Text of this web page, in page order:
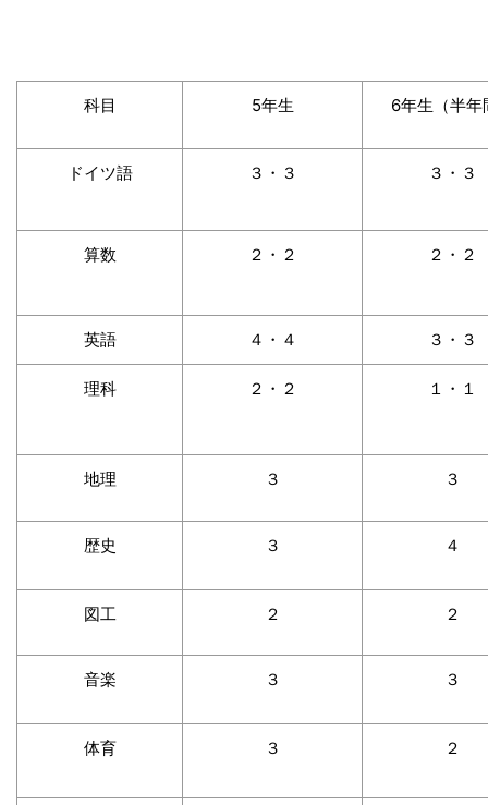
科目 5年生 6年生（半年
ドイツ語 ３・３ ３・３
算数 ２・２ ２・２
英語 ４・４ ３・３
理科 ２・２ １・１
地理 ３ ３
歴史 ３ ４
図工 ２ ２
音楽 ３ ３
体育 ３ ２